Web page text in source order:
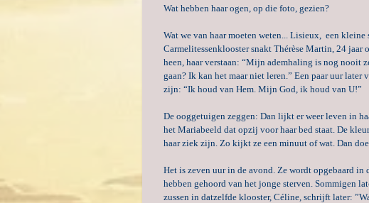
Wat hebben haar ogen, op die foto, gezien?
Wat we van haar moeten weten... Lisieux, een kleine
Carmelitessenklooster snakt Thérèse Martin, 24 jaar
heen, haar verstaan: “Mijn ademhaling is nog nooit
gaan? Ik kan het maar niet leren.” Een paar uur later
zijn: “Ik houd van Hem. Mijn God, ik houd van U!”
De ooggetuigen zeggen: Dan lijkt er weer leven in
het Mariabeeld dat opzij voor haar bed staat. De
haar ziek zijn. Zo kijkt ze een minuut of wat. Dan
Het is zeven uur in de avond. Ze wordt opgebaard in
hebben gehoord van het jonge sterven. Sommigen
zussen in datzelfde klooster, Céline, schrijft later: